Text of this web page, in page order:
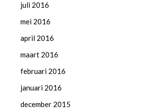
juli 2016
mei 2016
april 2016
maart 2016
februari 2016
januari 2016
december 2015